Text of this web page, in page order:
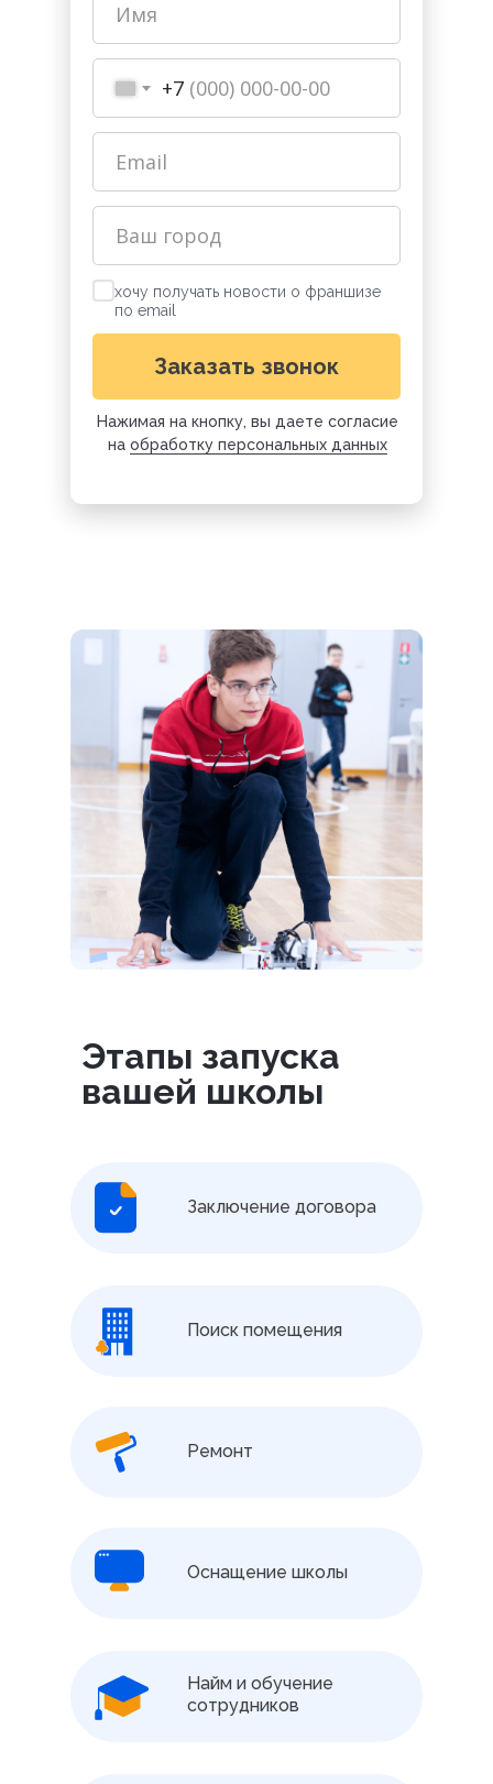
Нажимая на кнопку, вы даете согласие
на обработку персональных данных
+7
хочу получать новости о франшизе
по email
Заказать звонок
Этапы запуска
вашей школы
Заключение договора
Поиск помещения
Ремонт
Оснащение школы
Найм и обучение
сотрудников